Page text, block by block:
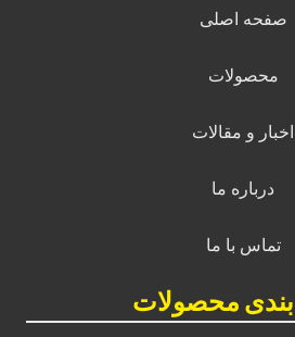
صفحه اصلی
محصولات
اخبار و مقالات
درباره ما
تماس با ما
محصولات